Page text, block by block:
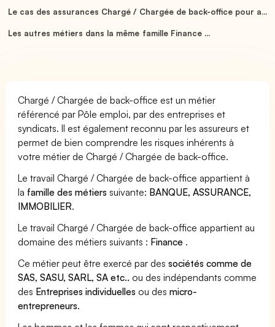
Le cas des assurances Chargé / Chargée de back-office pour a...
Les autres métiers dans la même famille Finance ...
Chargé / Chargée de back-office est un métier
référencé par Pôle emploi, par des entreprises et
syndicats. Il est également reconnu par les assureurs et
permet de bien comprendre les risques inhérents à
votre métier de Chargé / Chargée de back-office.
Le travail Chargé / Chargée de back-office appartient à
la famille des métiers suivante: BANQUE, ASSURANCE,
IMMOBILIER.
Le travail Chargé / Chargée de back-office appartient au
domaine des métiers suivants : Finance .
Ce métier peut être exercé par dessociétés comme de
SAS, SASU, SARL, SA etc.. ou des indépendants comme
des Entreprises individuelles ou desmicro-
entrepreneurs.